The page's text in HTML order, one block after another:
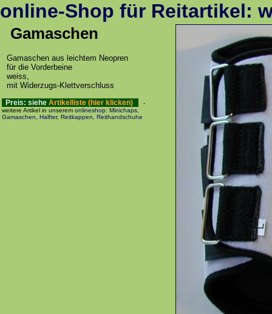
online-Shop für Reitartikel:
Gamaschen
Gamaschen aus leichtem Neopren
für die Vorderbeine
weiss,
mit Widerzugs-Klettverschluss
Preis: siehe Artikelliste (hier klicken)
-
weitere Artikel in unserem onlineshop: Minichaps,
Gamaschen, Halfter, Reitkappen, Reithandschuhe